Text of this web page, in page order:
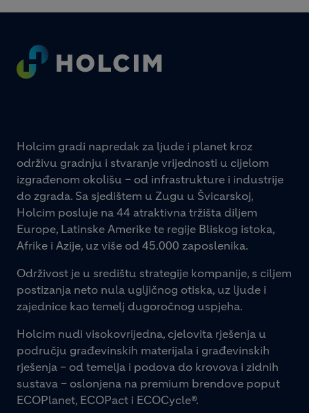
Footer
Holcim gradi napredak za ljude i planet kroz
održivu gradnju i stvaranje vrijednosti u cijelom
izgrađenom okolišu – od infrastrukture i industrije
do zgrada. Sa sjedištem u Zugu u Švicarskoj,
Holcim posluje na 44 atraktivna tržišta diljem
Europe, Latinske Amerike te regije Bliskog istoka,
Afrike i Azije, uz više od 45.000 zaposlenika.
Održivost je u središtu strategije kompanije, s ciljem
postizanja neto nula ugljičnog otiska, uz ljude i
zajednice kao temelj dugoročnog uspjeha.
Holcim nudi visokovrijedna, cjelovita rješenja u
području građevinskih materijala i građevinskih
rješenja – od temelja i podova do krovova i zidnih
sustava – oslonjena na premium brendove poput
ECOPlanet, ECOPact i ECOCycle®.